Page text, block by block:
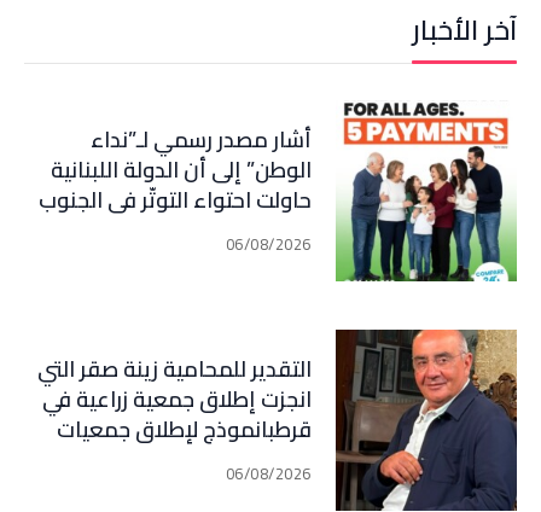
آخر الأخبار
أشار مصدر رسمي لـ”نداء
الوطن” إلى أن الدولة اللبنانية
حاولت احتواء التوتّر في الجنوب
عبر إجراء سلسلة اتصالات
دبلوماسية وأمنية، لكن عدم
جهة أخرى، يضعان الوضع أمام
احتمال تفجّر التصعيد
06/08/2026
التقدير للمحامية زينة صقر التي
انجزت إطلاق جمعية زراعية في
قرطبانموذج لإطلاق جمعيات
معنية بكل المجالات في كل
القرى و البلدات في جبيل (فارس
06/08/2026